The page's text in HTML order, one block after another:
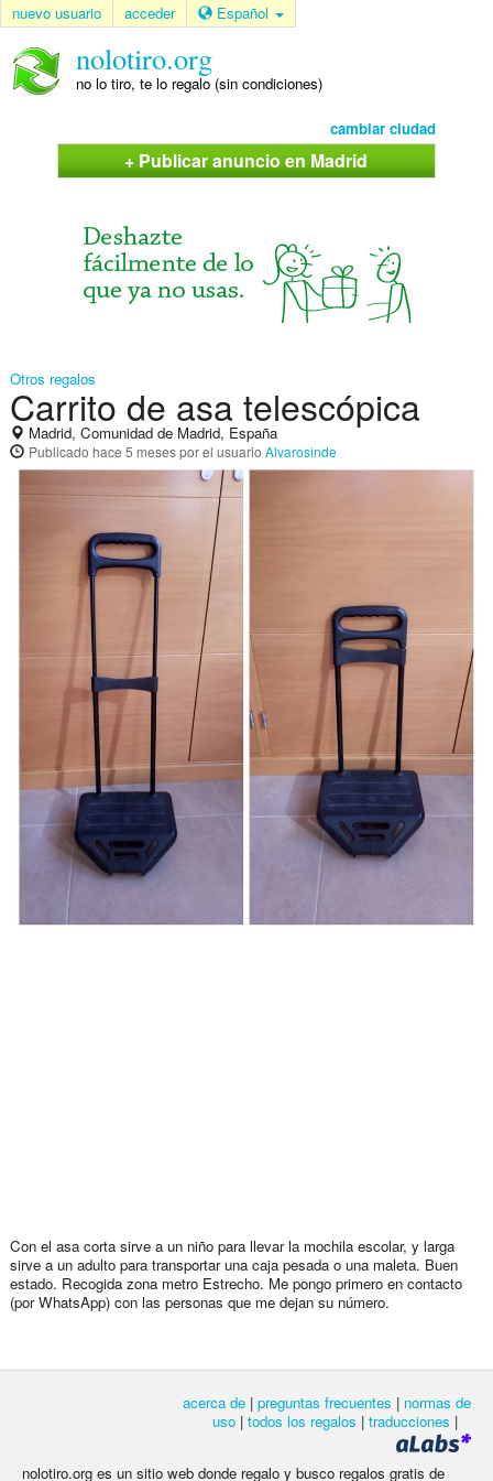
nuevo usuario acceder Español
nolotiro.org
no lo tiro, te lo regalo (sin condiciones)
cambiar ciudad
+ Publicar anuncio en Madrid
Otros regalos
Carrito de asa telescópica
Madrid, Comunidad de Madrid, España
Publicado hace 5 mesespor el usuario Alvarosinde
Con el asa corta sirve a un niño para llevar la mochila escolar, y larga
sirve a un adulto para transportar una caja pesada o una maleta. Buen
estado. Recogida zona metro Estrecho. Me pongo primero en contacto
(por WhatsApp) con las personas que me dejan su número.
acerca de | preguntas frecuentes | normas de
uso | todos los regalos | traducciones |
nolotiro.org es un sitio web donde regalo y busco regalos gratis de